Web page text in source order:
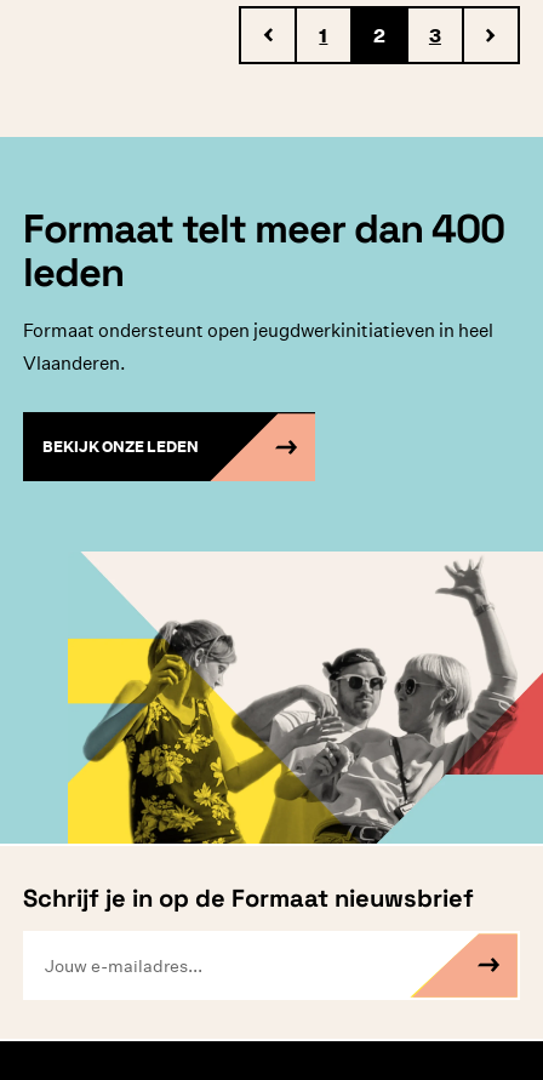
1 2 3
Formaat telt meer dan 400
leden
Formaat ondersteunt open jeugdwerkinitiatieven in heel
Vlaanderen.
BEKIJK ONZE LEDEN
Schrijf je in op de Formaat nieuwsbrief